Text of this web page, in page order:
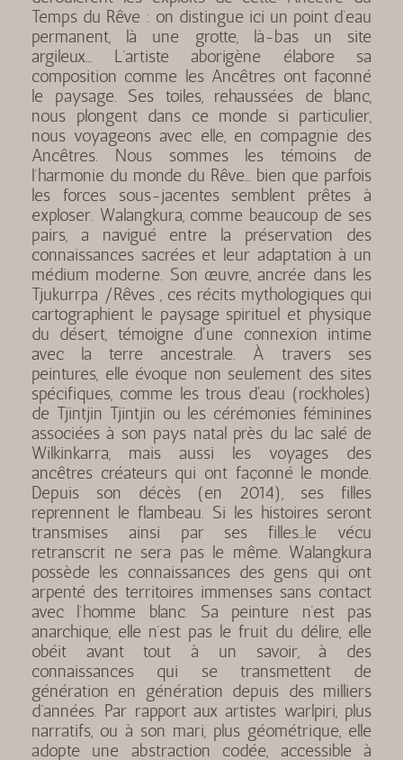
Temps du Rêve : on distingue ici un point d’eau
permanent, là une grotte, là-bas un site
argileux… L’artiste aborigène élabore sa
composition comme les Ancêtres ont façonné
le paysage. Ses toiles, rehaussées de blanc,
nous plongent dans ce monde si particulier,
nous voyageons avec elle, en compagnie des
Ancêtres. Nous sommes les témoins de
l’harmonie du monde du Rêve… bien que parfois
les forces sous-jacentes semblent prêtes à
exploser. Walangkura, comme beaucoup de ses
pairs, a navigué entre la préservation des
connaissances sacrées et leur adaptation à un
médium moderne. Son œuvre, ancrée dans les
Tjukurrpa /Rêves , ces récits mythologiques qui
cartographient le paysage spirituel et physique
du désert, témoigne d'une connexion intime
avec la terre ancestrale. À travers ses
peintures, elle évoque non seulement des sites
spécifiques, comme les trous d'eau (rockholes)
de Tjintjin Tjintjin ou les cérémonies féminines
associées à son pays natal près du lac salé de
Wilkinkarra, mais aussi les voyages des
ancêtres créateurs qui ont façonné le monde.
Depuis son décès (en 2014), ses filles
reprennent le flambeau. Si les histoires seront
transmises ainsi par ses filles…le vécu
retranscrit ne sera pas le même. Walangkura
possède les connaissances des gens qui ont
arpenté des territoires immenses sans contact
avec l’homme blanc. Sa peinture n’est pas
anarchique, elle n’est pas le fruit du délire, elle
obéit avant tout à un savoir, à des
connaissances qui se transmettent de
génération en génération depuis des milliers
d’années. Par rapport aux artistes warlpiri, plus
narratifs, ou à son mari, plus géométrique, elle
adopte une abstraction codée, accessible à